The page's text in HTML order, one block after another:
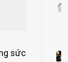
sức